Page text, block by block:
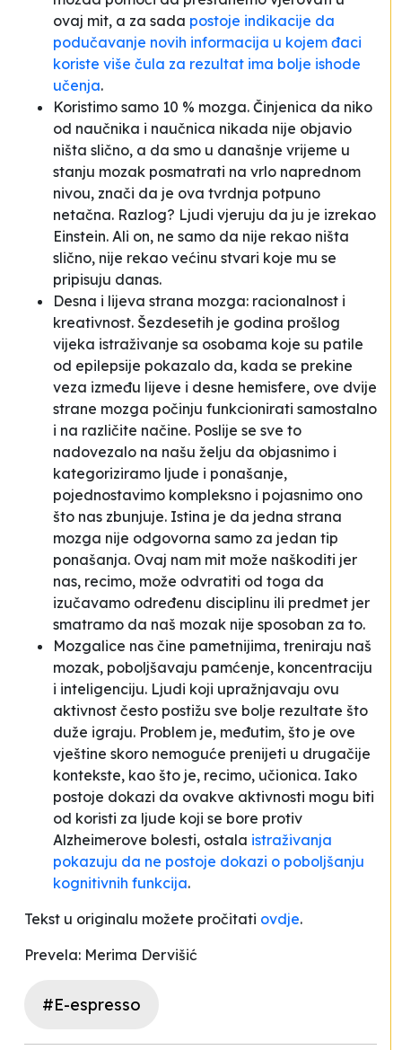
ovaj mit, a za sada postoje indikacije da
podučavanje novih informacija u kojem đaci
koriste više čula za rezultat ima bolje ishode
učenja.
Koristimo samo 10 % mozga. Činjenica da niko
od naučnika i naučnica nikada nije objavio
ništa slično, a da smo u današnje vrijeme u
stanju mozak posmatrati na vrlo naprednom
nivou, znači da je ova tvrdnja potpuno
netačna. Razlog? Ljudi vjeruju da ju je izrekao
Einstein. Ali on, ne samo da nije rekao ništa
slično, nije rekao većinu stvari koje mu se
pripisuju danas.
Desna i lijeva strana mozga: racionalnost i
kreativnost. Šezdesetih je godina prošlog
vijeka istraživanje sa osobama koje su patile
od epilepsije pokazalo da, kada se prekine
veza između lijeve i desne hemisfere, ove dvije
strane mozga počinju funkcionirati samostalno
i na različite načine. Poslije se sve to
nadovezalo na našu želju da objasnimo i
kategoriziramo ljude i ponašanje,
pojednostavimo kompleksno i pojasnimo ono
što nas zbunjuje. Istina je da jedna strana
mozga nije odgovorna samo za jedan tip
ponašanja. Ovaj nam mit može naškoditi jer
nas, recimo, može odvratiti od toga da
izučavamo određenu disciplinu ili predmet jer
smatramo da naš mozak nije sposoban za to.
Mozgalice nas čine pametnijima, treniraju naš
mozak, poboljšavaju pamćenje, koncentraciju
i inteligenciju. Ljudi koji upražnjavaju ovu
aktivnost često postižu sve bolje rezultate što
duže igraju. Problem je, međutim, što je ove
vještine skoro nemoguće prenijeti u drugačije
kontekste, kao što je, recimo, učionica. Iako
postoje dokazi da ovakve aktivnosti mogu biti
od koristi za ljude koji se bore protiv
Alzheimerove bolesti, ostala istraživanja
pokazuju da ne postoje dokazi o poboljšanju
kognitivnih funkcija.
Tekst u originalu možete pročitati ovdje.
Prevela: Merima Dervišić
#E-espresso